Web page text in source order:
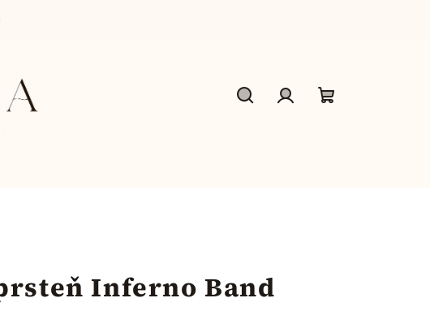
Inferno Band